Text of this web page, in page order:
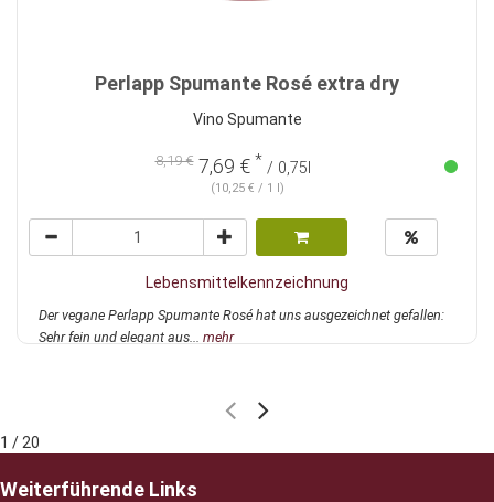
Perlapp Spumante Rosé extra dry
Vino Spumante
8,19 €7,69 € * / 0,75l
(10,25 € / 1 l)
Lebensmittelkennzeichnung
Der vegane Perlapp Spumante Rosé hat uns ausgezeichnet gefallen:
Sehr fein und elegant aus... mehr
1 / 20
Weiterführende Links